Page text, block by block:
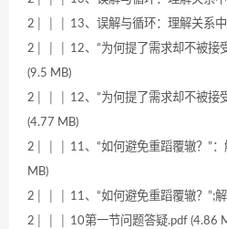
2│ │ │ 13、误解与循环：理解关系
2│ │ │ 12、“为何提了需求却不被接
(9.5 MB)
2│ │ │ 12、“为何提了需求却不被接
(4.77 MB)
2│ │ │ 11、“如何避免重蹈覆辙？”：
MB)
2│ │ │ 11、“如何避免重蹈覆辙？”;
2│ │ │ 10第一节问题答疑.pdf (4.86